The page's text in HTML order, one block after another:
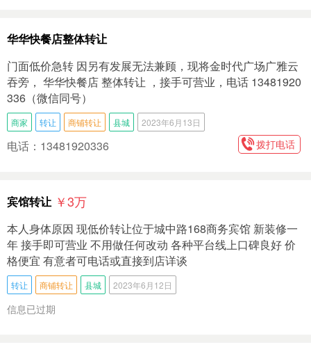
华华快餐店整体转让
门面低价急转 因另有发展无法兼顾，现将金时代广场广雅云
吞旁， 华华快餐店 整体转让 ，接手可营业，电话 13481920
336（微信同号）
商家 转让 商铺转让 县城 2023年6月13日
电话：13481920336 拨打电话
宾馆转让 ￥3万
本人身体原因 现低价转让位于城中路168商务宾馆 新装修一
年 接手即可营业 不用做任何改动 各种平台线上口碑良好 价
格便宜 有意者可电话或直接到店详谈
转让 商铺转让 县城 2023年6月12日
信息已过期